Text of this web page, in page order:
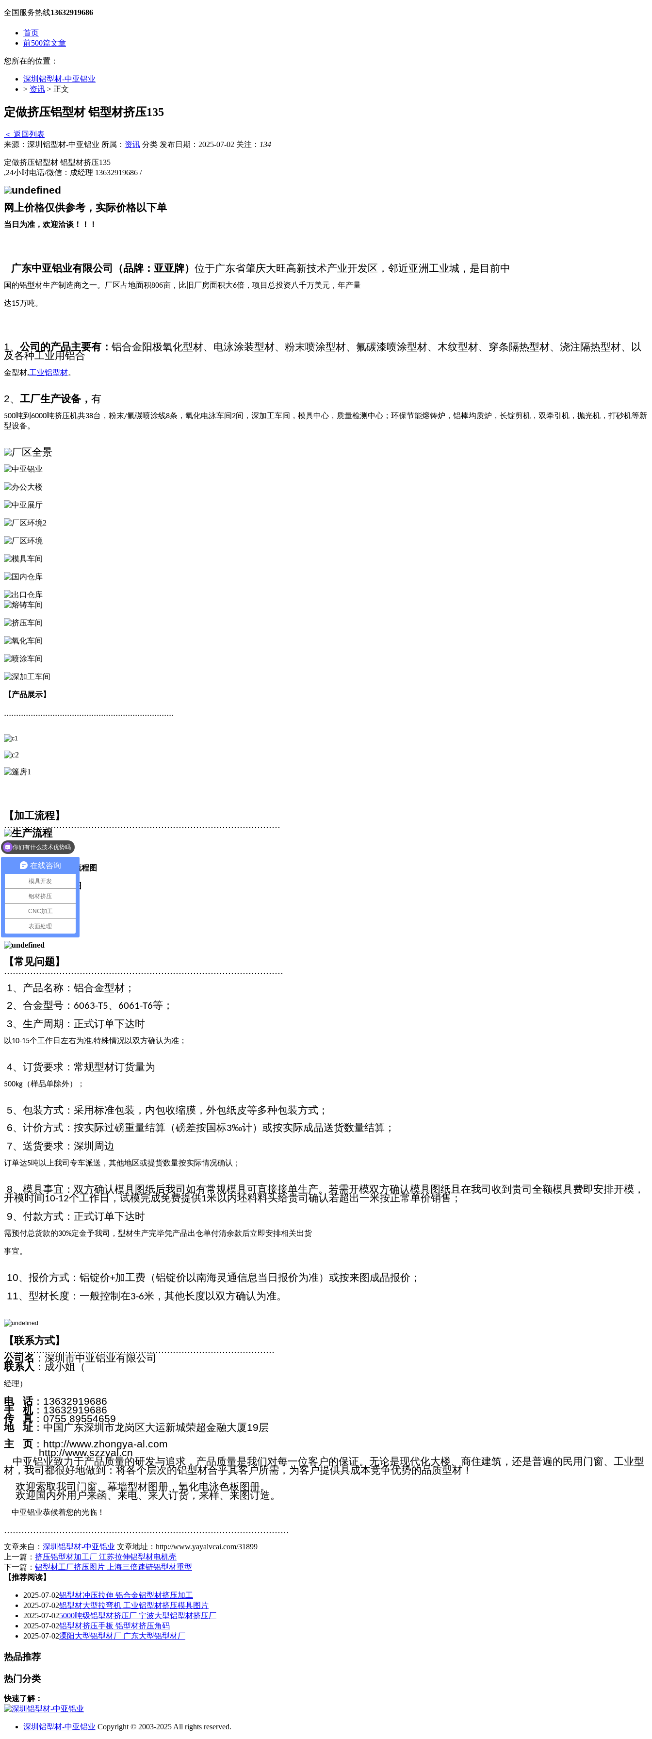
全国服务热线13632919686
首页
前500篇文章
您所在的位置：
深圳铝型材-中亚铝业
> 资讯 > 正文
定做挤压铝型材 铝型材挤压135
＜ 返回列表
来源：深圳铝型材-中亚铝业 所属： 资讯 分类 发布日期：2025-07-02 关注： 134
定做挤压铝型材 铝型材挤压135
,24小时电话/微信：成经理 13632919686 /
网上价格仅供参考，实际价格以下单
当日为准，欢迎洽谈！！！
广东中亚铝业有限公司 （品牌：亚亚牌） 位于广东省肇庆大旺高新技术产业开发区，邻近亚洲工业城，是目前中
国的铝型材生产制造商之一。 厂区占地面积806亩，比旧厂房面积大6倍，项目总投资八千万美元，年产量
达15万吨。
1、 公司的产品主要有： 铝合金阳极氧化型材、电泳涂装型材、粉末喷涂型材、氟碳漆喷涂型材、木纹型材、穿条隔热型材、浇注隔热型材、以
及各种工业用铝合
金型材,工业铝型材。
2、 工厂生产设备， 有
500吨到 6000吨挤压机共38台，粉末/氟碳喷涂线8条，氧化电泳车间2间，深加工车间，模具中心，质量检测中心；环保节能熔铸炉，铝棒均质炉，长锭剪机，双牵引机，抛光机，打砂机等新
型设备。
【产品展示】
......................................................................
【加工流程】
...............................................................................................
【常见问题】
................................................................................................
1、产品名称：铝合金型材；
2、合金型号： 6063-T5、 6061-T6等；
3、生产周期：正式订单下达时
以10-15个工作日左右为准,特殊情况以双方确认为准；
4、订货要求：常规型材订货量为
500kg （样品单除外）；
5、包装方式：采用标准包装，内包收缩膜，外包纸皮等多种包装方式；
6、计价方式：按实际过磅重量结算（磅差按国标3‰计）或按实际成品送货数量结算；
7、送货要求：深圳周边
订单达5吨以上我司专车派送，其他地区或提货数量按实际情况确认；
8、模具事宜：双方确认模具图纸后我司如有常规模具可直接接单生产。若需开模双方确认模具图纸且在我司收到贵司全额模具费即安排开模，
开模时间10-12个工作日，试模完成免费提供1米以内坯料料头给贵司确认若超出一米按正常单价销售；
9、付款方式：正式订单下达时
需预付总货款的30%定金予我司，型材生产完毕凭产品出仓单付清余款后立即安排相关出货
事宜。
10、报价方式：铝锭价+加工费（铝锭价以南海灵通信息当日报价为准）或按来图成品报价；
11、型材长度：一般控制在3-6米，其他长度以双方确认为准。
【联系方式】
.............................................................................................
公司名 ：深圳市中亚铝业有限公司
联系人 ：成小姐（
经理）
电 话：13632919686
手 机：13632919686
传 真 ：0755 89554659
地 址 ：中国广东深圳市龙岗区大运新城荣超金融大厦19层
主
页 ：http://www.zhongya-al.com
http://www.szzyal.cn
中亚铝业致力于产品质量的研发与追求，产品质量是我们对每一位客户的保证。无论是现代化大楼、商住建筑，还是普遍的民用门窗、工业型
材，我司都很好地做到：将各个层次的铝型材合乎其客户所需，为客户提供具成本竞争优势的品质型材！
欢迎索取我司门窗、幕墙型材图册，氧化电泳色板图册。
欢迎国内外用户来函、来电、来人订货，来样、来图订造。
中亚铝业恭候着您的光临！
..................................................................................................
文章来自： 深圳铝型材-中亚铝业 文章地址：http://www.yayalvcai.com/31899
上一篇： 挤压铝型材加工厂 江苏拉伸铝型材电机壳
下一篇： 铝型材工厂挤压图片 上海三倍速链铝型材重型
【推荐阅读】
2025-07-02铝型材冲压拉伸 铝合金铝型材挤压加工
2025-07-02铝型材大型拉弯机 工业铝型材挤压模具图片
2025-07-025000吨级铝型材挤压厂 宁波大型铝型材挤压厂
2025-07-02铝型材挤压手板 铝型材挤压角码
2025-07-02溧阳大型铝型材厂 广东大型铝型材厂
热品推荐
热门分类
快速了解：
深圳铝型材-中亚铝业 Copyright © 2003-2025 All rights reserved.
在线咨询
模具开发
铝材挤压
CNC加工
表面处理
你们有什么技术优势吗